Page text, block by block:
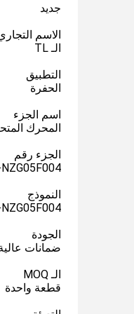
جديد
الاسم
الـ TL
التطبيق
الحفرة
اسم الجزء
المحرك
الجزء رقم
النموذج
الجودة
ضمانات
الـ MOQ
قطعة واحدة